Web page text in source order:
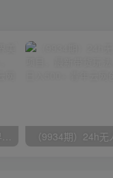
（9111期）全网首发魔兽世界美服全自动打金搬砖，日入1000+，简单好操作，保姆级教学